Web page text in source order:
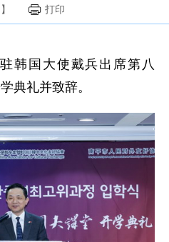
】 打印
韩国大使戴兵出席第八
典礼并致辞。